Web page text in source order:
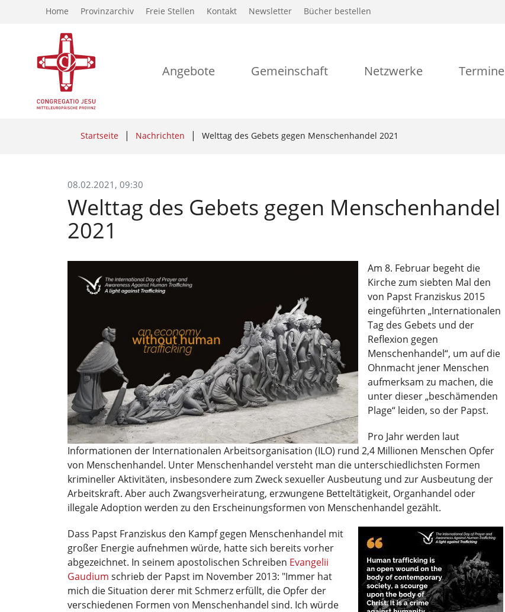
Home Provinzarchiv Freie Stellen Kontakt Newsletter Bücher bestellen
Angebote Gemeinschaft Netzwerke Termine
Startseite Nachrichten Welttag des Gebets gegen Menschenhandel 2021
08.02.2021, 09:30
Welttag des Gebets gegen Menschenhandel
2021
Am 8. Februar begeht die
Kirche zum siebten Mal den
von Papst Franziskus 2015
eingeführten „Internationalen
Tag des Gebets und der
Reflexion gegen
Menschenhandel“, um auf die
Ohnmacht jener Menschen
aufmerksam zu machen, die
unter dieser „beschämenden
Plage“ leiden, so der Papst.
Pro Jahr werden laut
Informationen der Internationalen Arbeitsorganisation (ILO) rund 2,4 Millionen Menschen Opfer
von Menschenhandel. Unter Menschenhandel versteht man die unterschiedlichsten Formen
krimineller Aktivitäten, insbesondere zum Zweck sexueller Ausbeutung und zur Ausbeutung der
Arbeitskraft. Aber auch Zwangsverheiratung, erzwungene Betteltätigkeit, Organhandel oder
illegale Adoption werden zu den Erscheinungsformen von Menschenhandel gezählt.
Dass Papst Franziskus den Kampf gegen Menschenhandel mit
großer Energie aufnehmen würde, hatte sich bereits vorher
abgezeichnet. In seinem apostolischen Schreiben Evangelii
Gaudium schrieb der Papst im November 2013: "Immer hat
mich die Situation derer mit Schmerz erfüllt, die Opfer der
verschiedenen Formen von Menschenhandel sind. Ich würde